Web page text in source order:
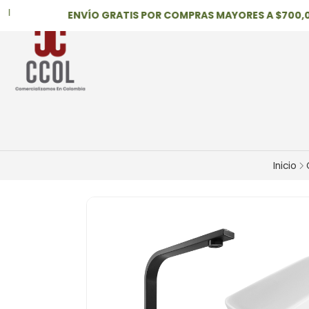
ENVÍO GRATIS POR COMPRAS MAYORES A $700,000
Inicio